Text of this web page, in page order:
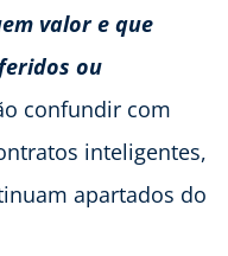
valor e que
ou
confundir com
inteligentes,
apartados do